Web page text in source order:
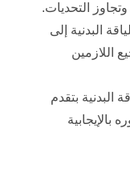
وتجاوز التحديات.
البدنية إلى
اللازمين
البدنية بتقدم
بالإيجابية